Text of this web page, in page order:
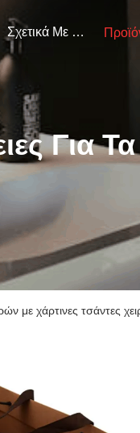
Σχετικά Με Εμάς
Για
με χάρτινες τσάντες